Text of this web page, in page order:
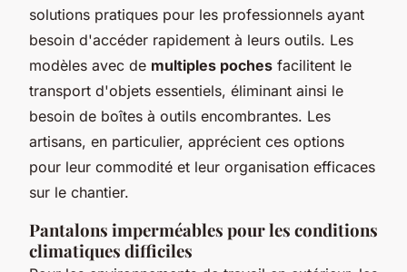
solutions pratiques pour les professionnels ayant
besoin d'accéder rapidement à leurs outils. Les
modèles avec de multiples poches facilitent le
transport d'objets essentiels, éliminant ainsi le
besoin de boîtes à outils encombrantes. Les
artisans, en particulier, apprécient ces options
pour leur commodité et leur organisation efficaces
sur le chantier.
Pantalons imperméables pour les conditions
climatiques difficiles